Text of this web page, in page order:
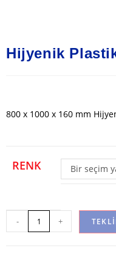
Hijyenik
800 x 1000 x 160 mm
RENK Bir seçim
- +